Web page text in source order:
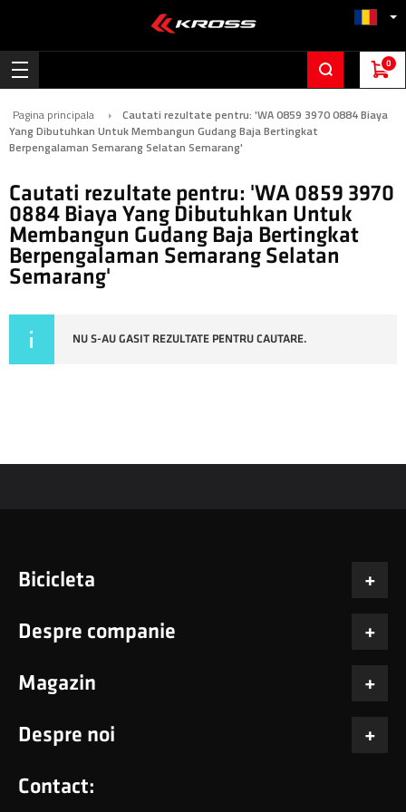
0
Pagina principala
Cautati rezultate pentru: 'WA 0859 3970 0884 Biaya
Yang Dibutuhkan Untuk Membangun Gudang Baja Bertingkat
Berpengalaman Semarang Selatan Semarang'
Cautati rezultate pentru: 'WA 0859 3970
0884 Biaya Yang Dibutuhkan Untuk
Membangun Gudang Baja Bertingkat
Berpengalaman Semarang Selatan
Semarang'
NU S-AU GASIT REZULTATE PENTRU CAUTARE.
Bicicleta
Despre companie
Magazin
Despre noi
Contact: